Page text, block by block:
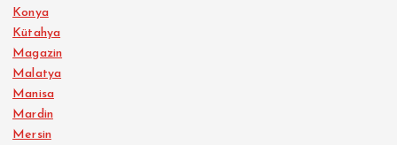
Konya
Kütahya
Magazin
Malatya
Manisa
Mardin
Mersin